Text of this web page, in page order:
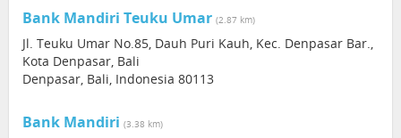
Bank Mandiri Teuku Umar (2.87 km)
Jl. Teuku Umar No.85, Dauh Puri Kauh, Kec. Denpasar Bar.,
Kota Denpasar, Bali
Denpasar, Bali, Indonesia 80113
Bank Mandiri (3.38 km)